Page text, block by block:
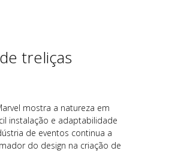
treliças
mostra a natureza em
instalação e adaptabilidade
de eventos continua a
do design na criação de